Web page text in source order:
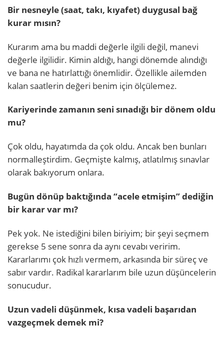
Bir nesneyle (saat, takı, kıyafet) duygusal bağ
kurar mısın?
Kurarım ama bu maddi değerle ilgili değil, manevi
değerle ilgilidir. Kimin aldığı, hangi dönemde alındığı
ve bana ne hatırlattığı önemlidir. Özellikle ailemden
kalan saatlerin değeri benim için ölçülemez.
Kariyerinde zamanın seni sınadığı bir dönem oldu
mu?
Çok oldu, hayatımda da çok oldu. Ancak ben bunları
normalleştirdim. Geçmişte kalmış, atlatılmış sınavlar
olarak bakıyorum onlara.
Bugün dönüp baktığında “acele etmişim” dediğin
bir karar var mı?
Pek yok. Ne istediğini bilen biriyim; bir şeyi seçmem
gerekse 5 sene sonra da aynı cevabı veririm.
Kararlarımı çok hızlı vermem, arkasında bir süreç ve
sabır vardır. Radikal kararlarım bile uzun düşüncelerin
sonucudur.
Uzun vadeli düşünmek, kısa vadeli başarıdan
vazgeçmek demek mi?